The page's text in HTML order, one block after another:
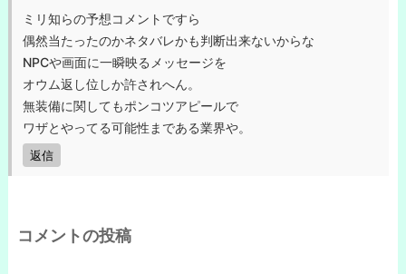
ミリ知らの予想コメントですら
偶然当たったのかネタバレかも判断出来ないからな
NPCや画面に一瞬映るメッセージを
オウム返し位しか許されへん。
無装備に関してもポンコツアピールで
ワザとやってる可能性まである業界や。
返信
コメントの投稿